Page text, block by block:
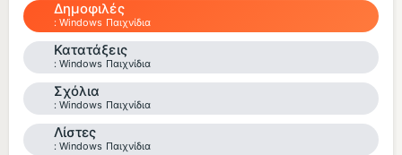
Δημοφιλές
Windows Παιχνίδια
Κατατάξεις
Windows Παιχνίδια
Σχόλια
Windows Παιχνίδια
Λίστες
Windows Παιχνίδια